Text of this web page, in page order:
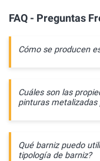
FAQ - Preguntas
Cómo se producen
Cuáles son las
pinturas metalizadas
Qué barniz puedo
tipología de barniz?